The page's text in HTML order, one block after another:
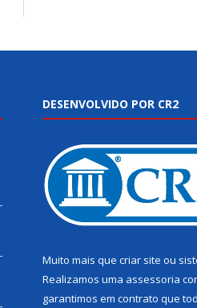
DESENVOLVIDO POR CR2
Muito mais que criar site ou
Realizamos uma assessoria
garantimos em contrato que